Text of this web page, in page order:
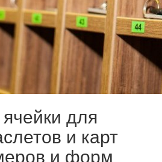
для
и карт
и форм